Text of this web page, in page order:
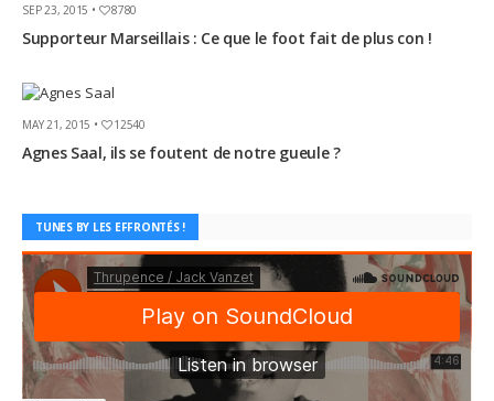
SEP 23, 2015 • 8780
Supporteur Marseillais : Ce que le foot fait de plus con !
MAY 21, 2015 • 12540
Agnes Saal, ils se foutent de notre gueule ?
TUNES BY LES EFFRONTÉS !